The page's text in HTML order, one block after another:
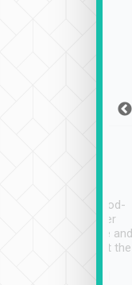
service, vehicles in good-
condition and the driver
service was awesome and
thoughtful. Driver went the